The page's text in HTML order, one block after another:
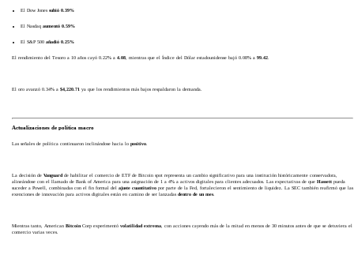
El Dow Jones subió 0.39%
El Nasdaq aumentó 0.59%
El S&P 500 añadió 0.25%
El rendimiento del Tesoro a 10 años cayó 0.22% a 4.08, mientras que el Índice del Dólar estadounidense bajó 0.08% a 99.42.
El oro avanzó 0.34% a $4,220.71ya que los rendimientos más bajos respaldaron la demanda.
Actualizaciones de política macro
Las señales de política continuaron inclinándose hacia lo positivo.
La decisión de Vanguard de habilitar el comercio de ETF de Bitcoin spot representa un cambio significativo para una institución históricamente conservadora,
alineándose con el llamado de Bank of America para una asignación de 1 a 4% a activos digitales para clientes adecuados. Las expectativas de que
Hassettpueda
suceder a Powell, combinadas con el fin formal del ajuste cuantitativopor parte de la Fed, fortalecieron el sentimiento de liquidez. La SEC también reafirmó que las
exenciones de innovación para activos digitales están en camino de ser lanzadas dentro de un mes.
Mientras tanto, American BitcoinCorp experimentó volatilidad extrema, con acciones cayendo más de la mitad en menos de 30 minutos antes de que se detuviera el
comercio varias veces.